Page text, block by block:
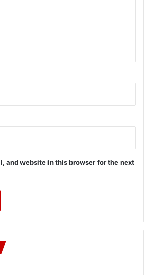
and website in this browser for the next